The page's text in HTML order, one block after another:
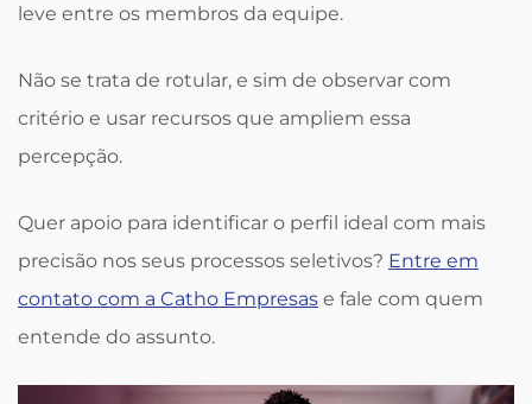
leve entre os membros da equipe.
Não se trata de rotular, e sim de observar com
critério e usar recursos que ampliem essa
percepção.
Quer apoio para identificar o perfil ideal com mais
precisão nos seus processos seletivos? Entre em
contato com a Catho Empresas e fale com quem
entende do assunto.